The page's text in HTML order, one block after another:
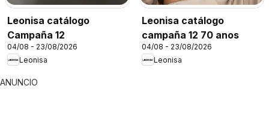
Leonisa catálogo
Campaña 12
04/08 - 23/08/2026
Leonisa
Leonisa catálogo
campaña 12 70 anos
04/08 - 23/08/2026
Leonisa
ANUNCIO